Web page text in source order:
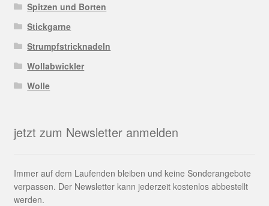
Spitzen und Borten
Stickgarne
Strumpfstricknadeln
Wollabwickler
Wolle
jetzt zum Newsletter anmelden
Immer auf dem Laufenden bleiben und keine Sonderangebote
verpassen. Der Newsletter kann jederzeit kostenlos abbestellt
werden.